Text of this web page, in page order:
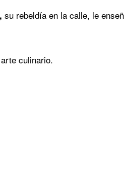
su rebeldía en la calle, le
culinario.